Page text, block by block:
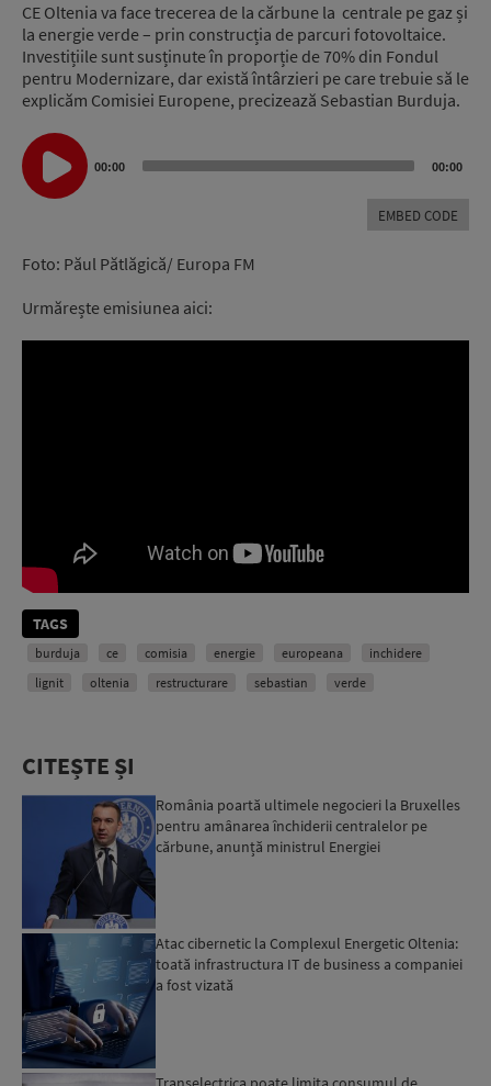
CE Oltenia va face trecerea de la cărbune la centrale pe gaz și
la energie verde – prin construcția de parcuri fotovoltaice.
Investițiile sunt susținute în proporție de 70% din Fondul
pentru Modernizare, dar există întârzieri pe care trebuie să le
explicăm Comisiei Europene, precizează Sebastian Burduja.
Audio
Player
00:00 00:00
EMBED CODE
Foto: Păul Pătlăgică/ Europa FM
Urmărește emisiunea aici:
TAGS
burduja ce comisia energie europeana
inchidere
lignit
oltenia restructurare sebastian verde
CITEȘTE ȘI
România poartă ultimele negocieri la Bruxelles
pentru amânarea închiderii centralelor pe
cărbune, anunță ministrul Energiei
Atac cibernetic la Complexul Energetic Oltenia:
toată infrastructura IT de business a companiei
a fost vizată